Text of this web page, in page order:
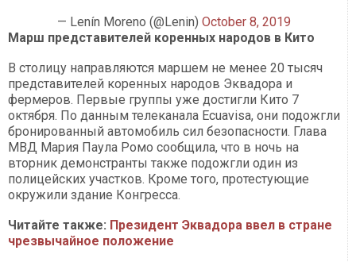
— Lenín Moreno (@Lenin)October 8, 2019
Марш представителей коренных народов в Кито
В столицу направляются маршем не менее 20 тысяч
представителей коренных народов Эквадора и
фермеров. Первые группы уже достигли Кито 7
октября. По данным телеканала Ecuavisa, они подожгли
бронированный автомобиль сил безопасности. Глава
МВД Мария Паула Ромо сообщила, что в ночь на
вторник демонстранты также подожгли один из
полицейских участков. Кроме того, протестующие
окружили здание Конгресса.
Читайте также: Президент Эквадора ввел в стране
чрезвычайное положение